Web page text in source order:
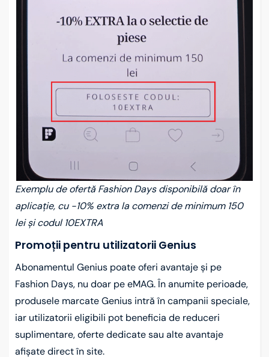
Exemplu de ofertă Fashion Days disponibilă doar în
aplicație, cu -10% extra la comenzi de minimum 150
lei și codul 10EXTRA
Promoții pentru utilizatorii Genius
Abonamentul Genius poate oferi avantaje și pe
Fashion Days, nu doar pe eMAG. În anumite perioade,
produsele marcate Genius intră în campanii speciale,
iar utilizatorii eligibili pot beneficia de reduceri
suplimentare, oferte dedicate sau alte avantaje
afișate direct în site.